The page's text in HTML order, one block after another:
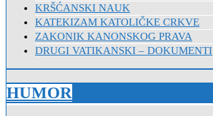
KRŠĆANSKI NAUK
KATEKIZAM KATOLIČKE CRKVE
ZAKONIK KANONSKOG PRAVA
DRUGI VATIKANSKI – DOKUMENTI
HUMOR